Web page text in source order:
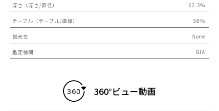
深さ（深さ/直径） 62.3%
テーブル（テーブル/直径） 58％
蛍光性 None
鑑定機関 GIA
360°ビュー動画